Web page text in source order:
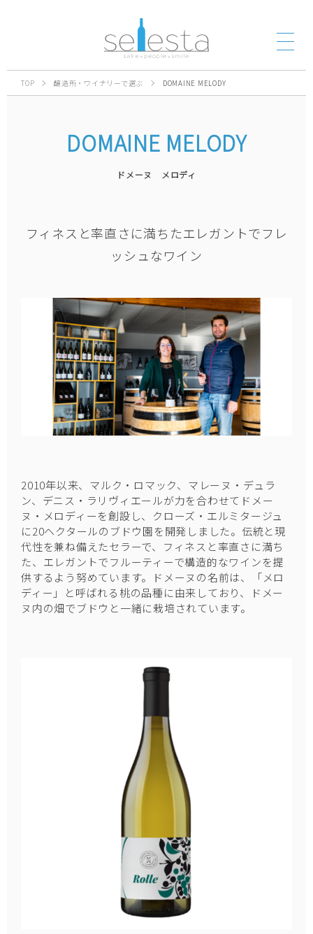
TOP 醸造所・ワイナリーで選ぶ DOMAINE MELODY
DOMAINE MELODY
ドメーヌ メロディ
フィネスと率直さに満ちたエレガントでフレ
ッシュなワイン
2010年以来、マルク・ロマック、マレーヌ・デュラ
ン、デニス・ラリヴィエールが力を合わせてドメー
ヌ・メロディーを創設し、クローズ・エルミタージュ
に20ヘクタールのブドウ園を開発しました。伝統と現
代性を兼ね備えたセラーで、フィネスと率直さに満ち
た、エレガントでフルーティーで構造的なワインを提
供するよう努めています。ドメーヌの名前は、「メロ
ディー」と呼ばれる桃の品種に由来しており、ドメー
ヌ内の畑でブドウと一緒に栽培されています。